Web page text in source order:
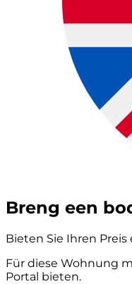
Breng een
Bieten Sie Ihren Preis
Für diese Wohnung
Portal bieten.